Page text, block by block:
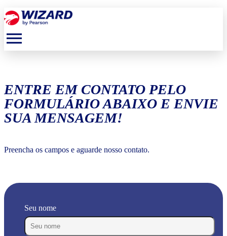
menu
ENTRE EM CONTATO PELO
FORMULÁRIO ABAIXO E ENVIE
SUA MENSAGEM!
Preencha os campos e aguarde nosso contato.
Seu nome